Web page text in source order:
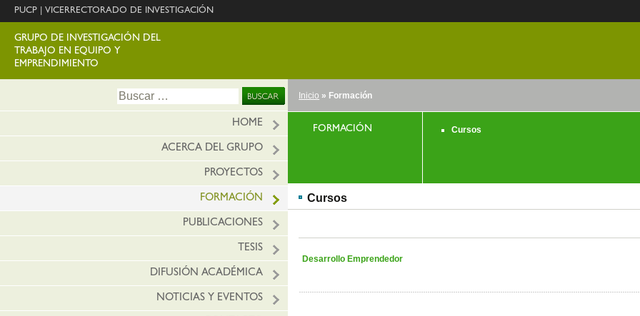
PUCP VICERRECTORADO DE INVESTIGACIÓN
GRUPO DE INVESTIGACIÓN DEL
TRABAJO EN EQUIPO Y
EMPRENDIMIENTO
Buscar:
HOME
ACERCA DEL GRUPO
PROYECTOS
FORMACIÓN
PUBLICACIONES
TESIS
DIFUSIÓN ACADÉMICA
NOTICIAS Y EVENTOS
Inicio » Formación
FORMACIÓN Cursos
Cursos
Desarrollo Emprendedor